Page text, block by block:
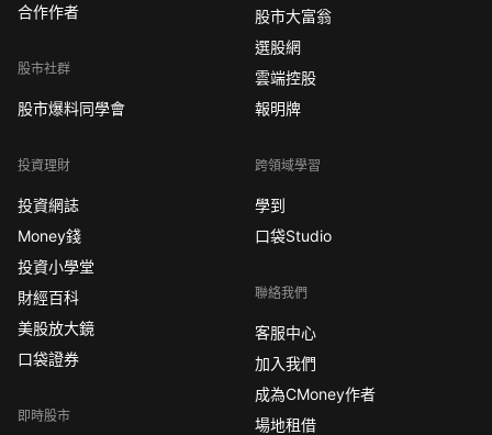
合作作者
股市社群
股市爆料同學會
投資理財
投資網誌
Money錢
投資小學堂
財經百科
美股放大鏡
口袋證券
即時股市
股市大富翁
選股網
雲端控股
報明牌
跨領域學習
學到
口袋Studio
聯絡我們
客服中心
加入我們
成為CMoney作者
場地租借